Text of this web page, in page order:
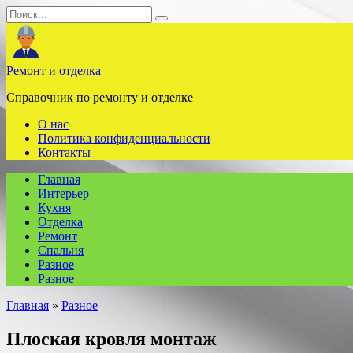
Перейти
к
содержанию
Search
for:
Ремонт и отделка
Справочник по ремонту и отделке
О нас
Политика конфиденциальности
Контакты
Главная
Интерьер
Кухня
Отделка
Ремонт
Спальня
Разное
Разное
Главная » Разное
Плоская кровля монтаж